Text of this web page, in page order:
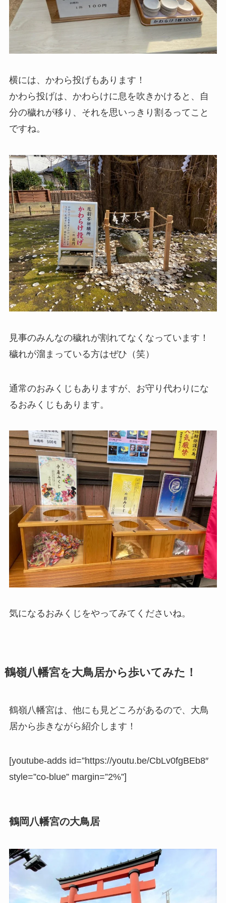
横には、かわら投げもあります！
かわら投げは、かわらけに息を吹きかけると、自
分の穢れが移り、それを思いっきり割るってこと
ですね。
見事のみんなの穢れが割れてなくなっています！
穢れが溜まっている方はぜひ（笑）
通常のおみくじもありますが、お守り代わりにな
るおみくじもあります。
気になるおみくじをやってみてくださいね。
鶴嶺八幡宮を大鳥居から歩いてみた！
鶴嶺八幡宮は、他にも見どころがあるので、大鳥
居から歩きながら紹介します！
[youtube-adds id=”https://youtu.be/CbLv0fgBEb8″
style=”co-blue” margin=”2%”]
鶴岡八幡宮の大鳥居